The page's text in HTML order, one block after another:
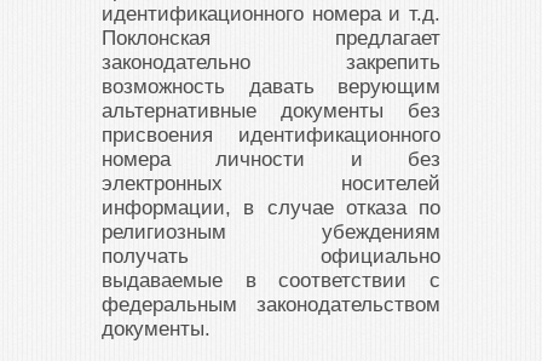
идентификационного номера и т.д.
Поклонская предлагает
законодательно закрепить
возможность давать верующим
альтернативные документы без
присвоения идентификационного
номера личности и без
электронных носителей
информации, в случае отказа по
религиозным убеждениям
получать официально
выдаваемые в соответствии с
федеральным законодательством
документы.